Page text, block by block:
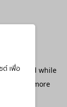
ต์ เพื่อ
occurred while
for more